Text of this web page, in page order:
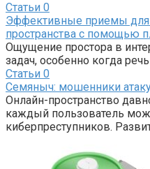
Статьи 0
Эффективные приемы для
пространства с помощью
Ощущение простора в
задач, особенно когда
Статьи 0
Семяныч: мошенники
Онлайн-пространство
каждый пользователь
киберпреступников.